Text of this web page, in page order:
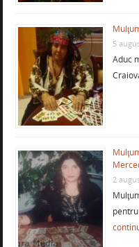
5
Aduc
2